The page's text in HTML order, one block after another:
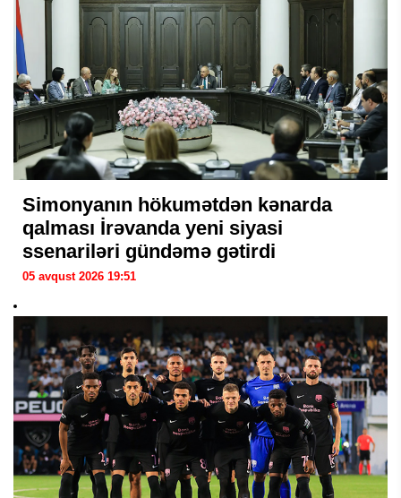
Simonyanın hökumətdən kənarda
qalması İrəvanda yeni siyasi
ssenariləri gündəmə gətirdi
05 avqust 2026 19:51